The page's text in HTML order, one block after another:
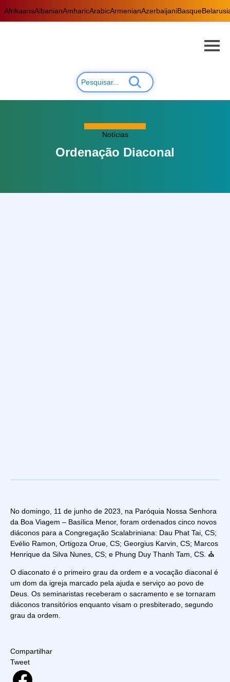
AfrikaansAlbanianAmharicArabicArmenianAzerbaijaniBasque
Notícias
Ordenação Diaconal
No domingo, 11 de junho de 2023, na Paróquia Nossa Senhora
da Boa Viagem – Basílica Menor, foram ordenados cinco novos
diáconos para a Congregação Scalabriniana: Dau Phat Tai, CS;
Evélio Ramon, Ortigoza Orue, CS; Georgius Karvin, CS; Marcos
Henrique da Silva Nunes, CS; e Phung Duy Thanh Tam, CS. ⛪
O diaconato é o primeiro grau da ordem e a vocação diaconal é
um dom da igreja marcado pela ajuda e serviço ao povo de
Deus. Os seminaristas receberam o sacramento e se tornaram
diáconos transitórios enquanto visam o presbiterado, segundo
grau da ordem.
Compartilhar
Tweet